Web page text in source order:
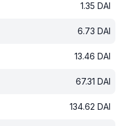
1.35 DAI
6.73 DAI
13.46 DAI
67.31 DAI
134.62 DAI